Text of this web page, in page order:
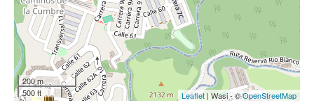
200 m
500 ft
Leaflet | Wasi - ©OpenStreetMap